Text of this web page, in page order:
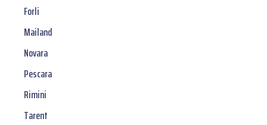
Forli
Mailand
Novara
Pescara
Rimini
Tarent